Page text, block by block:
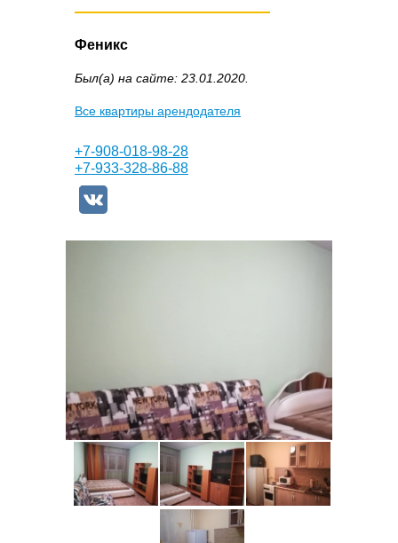
Феникс
Был(а) на сайте: 23.01.2020.
Все квартиры арендодателя
+7-908-018-98-28
+7-933-328-86-88